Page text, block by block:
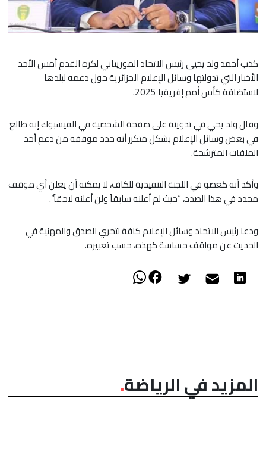
كذب أحمد ولد يحيى رئيس الاتحاد الموريتاني لكرة القدم أمس الأحد
الأخبار التي تدولتها وسائل الإعلام الجزائرية حول دعمه لبلدها
لاستضافة كأس أمم إفريقيا 2025.
وقال ولد يحي في تدوينة على صفحة الشخصية في الفيسبوك إنه طالع
في بعض وسائل الإعلام بشكل متكرر أنه حدد موقفه من دعم أحد
الملفات المترشحة.
وأكد أنه كعضو في اللجنة التنفيذية للكاف، لا يمكنه أن يعلن أي موقف
محدد في هذا الصدد، “حيث لم أعلنه سابقاً ولن أعلنه لاحقاً”.
ودعا رئيس الاتحاد وسائل الإعلام كافة لتحري الصدق والمهنية في
الحديث عن مواقف حساسة كهذه، حسب تعبيره.
المزيد في الرياضة